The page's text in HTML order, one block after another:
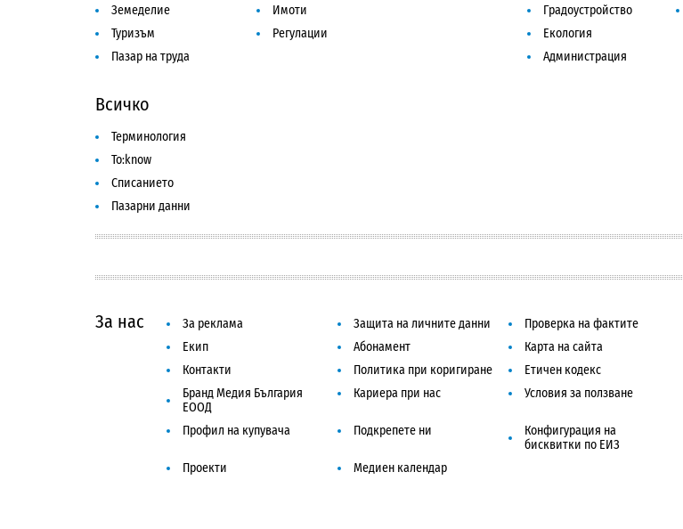
Земеделие
Туризъм
Пазар на труда
Имоти
Регулации
Градоустройство
Екология
Администрация
Всичко
Терминология
To:know
Списанието
Пазарни данни
За нас За реклама Защита на личните данни
Проверка на фактите
Екип
Абонамент
Карта на сайта
Контакти
Политика при коригиране
Етичен кодекс
Бранд Медия България
ЕООД
Кариера при нас Условия за ползване
Профил на купувача Подкрепете ни
Конфигурация на
бисквитки по ЕИЗ
Проекти
Медиен календар